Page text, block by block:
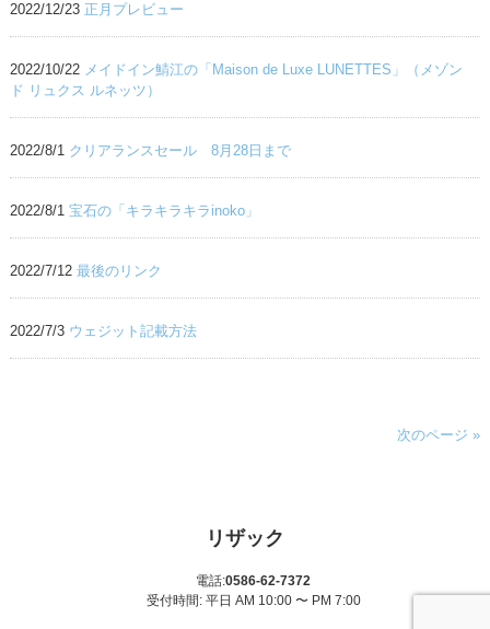
2022/12/23 正月プレビュー
2022/10/22 メイドイン鯖江の「Maison de Luxe LUNETTES」（メゾン
ド リュクス ルネッツ）
2022/8/1 クリアランスセール 8月28日まで
2022/8/1 宝石の「キラキラキラinoko」
2022/7/12 最後のリンク
2022/7/3 ウェジット記載方法
次のページ »
リザック
電話:0586-62-7372
受付時間: 平日 AM 10:00 〜 PM 7:00